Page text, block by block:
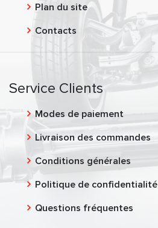
Plan du site
Contacts
Service Clients
Modes de paiement
Livraison des commandes
Conditions générales
Politique de confidentialité
Questions fréquentes